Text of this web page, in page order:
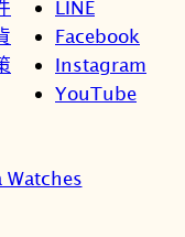
LINE
Facebook
Instagram
YouTube
Watches